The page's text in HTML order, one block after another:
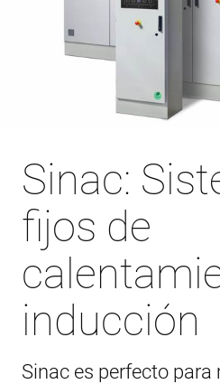
Sinac:
fijos de
inducción
Sinac es perfecto